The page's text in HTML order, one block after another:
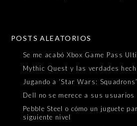
POSTS ALEATORIOS
Se me acabó Xbox Game Pass
Mythic Quest y las verdades
Jugando a ‘Star Wars:
Dell no se merece a sus usuarios
Pebble Steel o cómo un juguete
siguiente nivel